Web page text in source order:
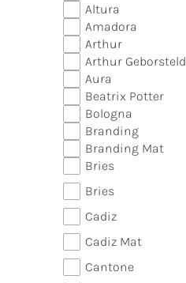
Altura
Amadora
Arthur
Arthur Geborsteld
Aura
Beatrix Potter
Bologna
Branding
Branding Mat
Bries
Bries
Cadiz
Cadiz Mat
Cantone